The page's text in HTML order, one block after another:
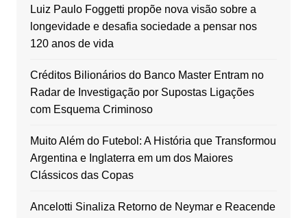
Luiz Paulo Foggetti propõe nova visão sobre a
longevidade e desafia sociedade a pensar nos
120 anos de vida
Créditos Bilionários do Banco Master Entram no
Radar de Investigação por Supostas Ligações
com Esquema Criminoso
Muito Além do Futebol: A História que Transformou
Argentina e Inglaterra em um dos Maiores
Clássicos das Copas
Ancelotti Sinaliza Retorno de Neymar e Reacende